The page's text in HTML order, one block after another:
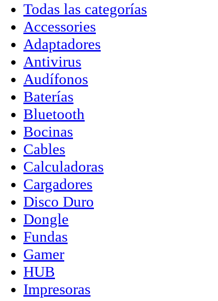
Todas las categorías
Accessories
Adaptadores
Antivirus
Audífonos
Baterías
Bluetooth
Bocinas
Cables
Calculadoras
Cargadores
Disco Duro
Dongle
Fundas
Gamer
HUB
Impresoras